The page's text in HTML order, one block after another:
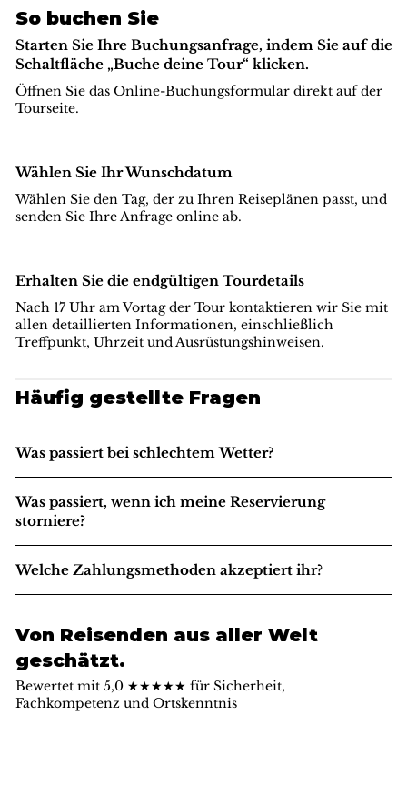
So buchen Sie
Starten Sie Ihre Buchungsanfrage, indem Sie auf die
Schaltfläche „Buche deine Tour“ klicken.
Öffnen Sie das Online-Buchungsformular direkt auf der
Tourseite.
Wählen Sie Ihr Wunschdatum
Wählen Sie den Tag, der zu Ihren Reiseplänen passt, und
senden Sie Ihre Anfrage online ab.
Erhalten Sie die endgültigen Tourdetails
Nach 17 Uhr am Vortag der Tour kontaktieren wir Sie mit
allen detaillierten Informationen, einschließlich
Treffpunkt, Uhrzeit und Ausrüstungshinweisen.
Häufig gestellte Fragen
Was passiert bei schlechtem Wetter?
Was passiert, wenn ich meine Reservierung
storniere?
Welche Zahlungsmethoden akzeptiert ihr?
Von Reisenden aus aller Welt
geschätzt.
Bewertet mit 5,0 ★★★★★ für Sicherheit,
Fachkompetenz und Ortskenntnis